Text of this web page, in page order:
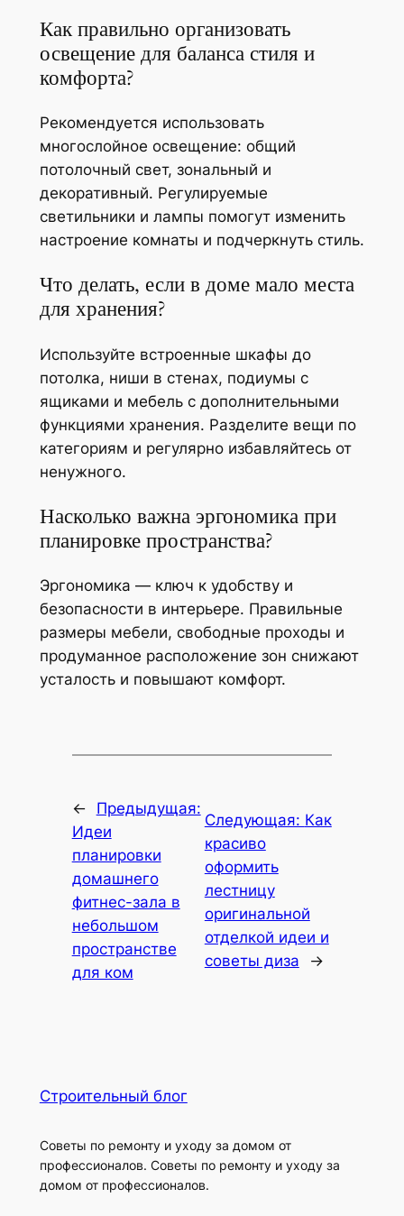
Как правильно организовать
освещение для баланса стиля и
комфорта?
Рекомендуется использовать
многослойное освещение: общий
потолочный свет, зональный и
декоративный. Регулируемые
светильники и лампы помогут изменить
настроение комнаты и подчеркнуть стиль.
Что делать, если в доме мало места
для хранения?
Используйте встроенные шкафы до
потолка, ниши в стенах, подиумы с
ящиками и мебель с дополнительными
функциями хранения. Разделите вещи по
категориям и регулярно избавляйтесь от
ненужного.
Насколько важна эргономика при
планировке пространства?
Эргономика — ключ к удобству и
безопасности в интерьере. Правильные
размеры мебели, свободные проходы и
продуманное расположение зон снижают
усталость и повышают комфорт.
←
Предыдущая:
Идеи
планировки
домашнего
фитнес-зала в
небольшом
пространстве
для ком
Следующая: Как
красиво
оформить
лестницу
оригинальной
отделкой идеи и
советы диза
→
Строительный блог
Советы по ремонту и уходу за домом от
профессионалов. Советы по ремонту и уходу за
домом от профессионалов.